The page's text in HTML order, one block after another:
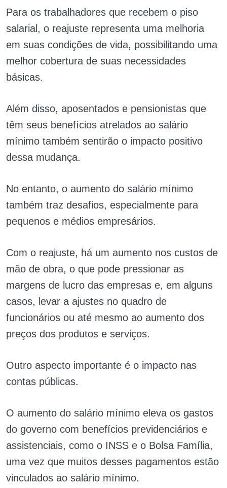
Para os trabalhadores que recebem o piso
salarial, o reajuste representa uma melhoria
em suas condições de vida, possibilitando uma
melhor cobertura de suas necessidades
básicas.
Além disso, aposentados e pensionistas que
têm seus benefícios atrelados ao salário
mínimo também sentirão o impacto positivo
dessa mudança.
No entanto, o aumento do salário mínimo
também traz desafios, especialmente para
pequenos e médios empresários.
Com o reajuste, há um aumento nos custos de
mão de obra, o que pode pressionar as
margens de lucro das empresas e, em alguns
casos, levar a ajustes no quadro de
funcionários ou até mesmo ao aumento dos
preços dos produtos e serviços.
Outro aspecto importante é o impacto nas
contas públicas.
O aumento do salário mínimo eleva os gastos
do governo com benefícios previdenciários e
assistenciais, como o INSS e o Bolsa Família,
uma vez que muitos desses pagamentos estão
vinculados ao salário mínimo.